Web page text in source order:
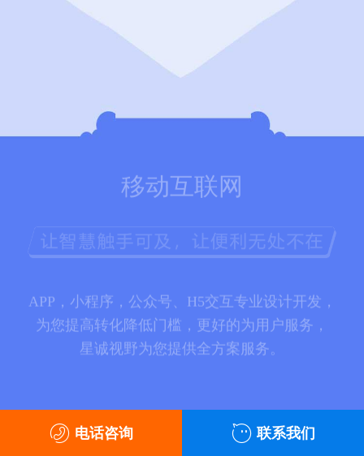
移动互联网
APP，小程序，公众号、H5交互专业设计开发，
为您提高转化降低门槛，更好的为用户服务，
星诚视野为您提供全方案服务。
电话咨询 联系我们